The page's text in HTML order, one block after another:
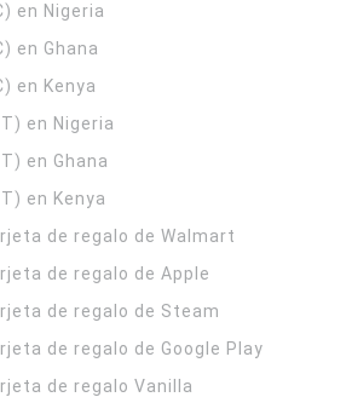
en Nigeria
en Ghana
en Kenya
en Nigeria
en Ghana
en Kenya
de regalo de Walmart
de regalo de Apple
de regalo de Steam
de regalo de Google Play
de regalo Vanilla